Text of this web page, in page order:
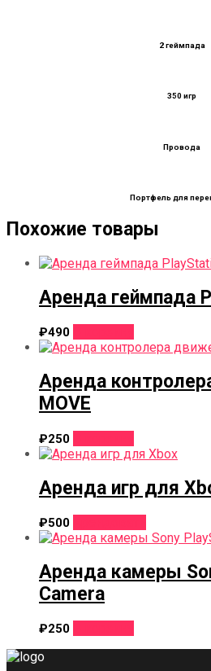
2 геймпада
350 игр
Провода
Портфель для
Похожие товары
Аренда геймпада
₽490
Аренда
MOVE
₽250
Аренда игр для
₽500
товар
несколько
вариаций.
на
Аренда камеры
Camera
₽250